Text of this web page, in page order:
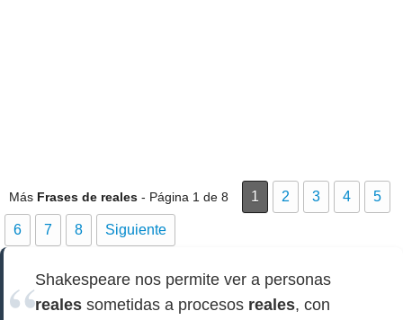
Más Frases de reales - Página 1 de 8 1 2 3 4 5
6 7 8 Siguiente
Shakespeare nos permite ver a personas
reales sometidas a procesos reales, con